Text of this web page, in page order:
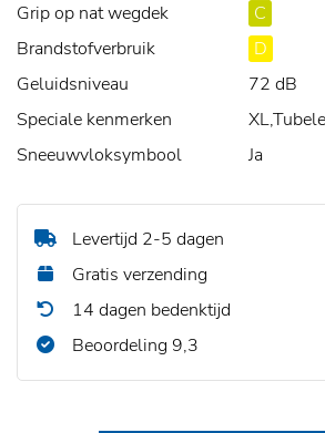
Grip op nat wegdek
C
Brandstofverbruik
D
Geluidsniveau
72 dB
Speciale kenmerken
Sneeuwvloksymbool
Ja
Levertijd 2-5 dagen
Gratis verzending
14 dagen bedenktijd
Beoordeling 9,3